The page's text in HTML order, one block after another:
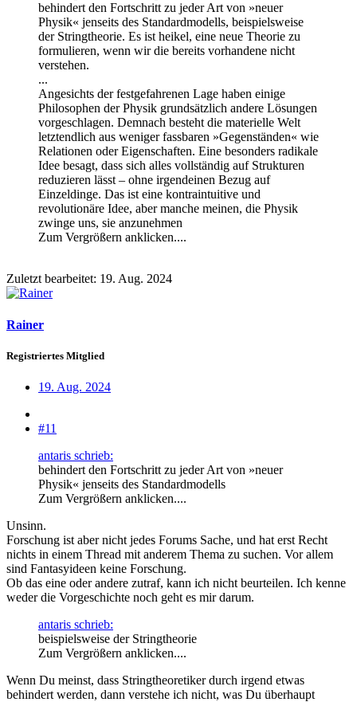
behindert den Fortschritt zu jeder Art von »neuer
Physik« jenseits des Standardmodells, beispielsweise
der Stringtheorie. Es ist heikel, eine neue Theorie zu
formulieren, wenn wir die bereits vorhandene nicht
verstehen.
...
Angesichts der festgefahrenen Lage haben einige
Philosophen der Physik grundsätzlich andere Lösungen
vorgeschlagen. Demnach besteht die materielle Welt
letztendlich aus weniger fassbaren »Gegenständen« wie
Relationen oder Eigenschaften. Eine besonders radikale
Idee besagt, dass sich alles vollständig auf Strukturen
reduzieren lässt – ohne irgendeinen Bezug auf
Einzeldinge. Das ist eine kontraintuitive und
revolutionäre Idee, aber manche meinen, die Physik
zwinge uns, sie anzunehmen
Zum Vergrößern anklicken....
Zuletzt bearbeitet: 19. Aug. 2024
Rainer
Registriertes Mitglied
19. Aug. 2024
#11
antaris schrieb:
behindert den Fortschritt zu jeder Art von »neuer
Physik« jenseits des Standardmodells
Zum Vergrößern anklicken....
Unsinn.
Forschung ist aber nicht jedes Forums Sache, und hat erst Recht
nichts in einem Thread mit anderem Thema zu suchen. Vor allem
sind Fantasyideen keine Forschung.
Ob das eine oder andere zutraf, kann ich nicht beurteilen. Ich kenne
weder die Vorgeschichte noch geht es mir darum.
antaris schrieb:
beispielsweise der Stringtheorie
Zum Vergrößern anklicken....
Wenn Du meinst, dass Stringtheoretiker durch irgend etwas
behindert werden, dann verstehe ich nicht, was Du überhaupt